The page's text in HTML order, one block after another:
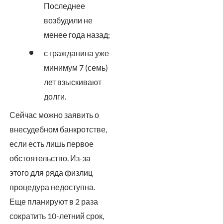
Последнее
возбудили не
менее года назад;
с гражданина уже
минимум 7 (семь)
лет взыскивают
долги.
Сейчас можно заявить о
внесудебном банкротстве,
если есть лишь первое
обстоятельство. Из-за
этого для ряда физлиц
процедура недоступна.
Еще планируют в 2 раза
сократить 10-летний срок,